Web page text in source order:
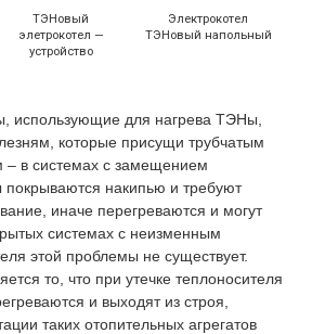
ТЭНовый
элетрокотел —
устройство
Электрокотел
ТЭНовый напольный
использующие для нагрева ТЭНы,
которые присущи трубчатым
– в системах с замещением
накипью и требуют
иначе перегреваются и могут
системах с неизменным
этой проблемы не существует.
то, что при утечке теплоносителя
и выходят из строя,
таких отопительных агрегатов